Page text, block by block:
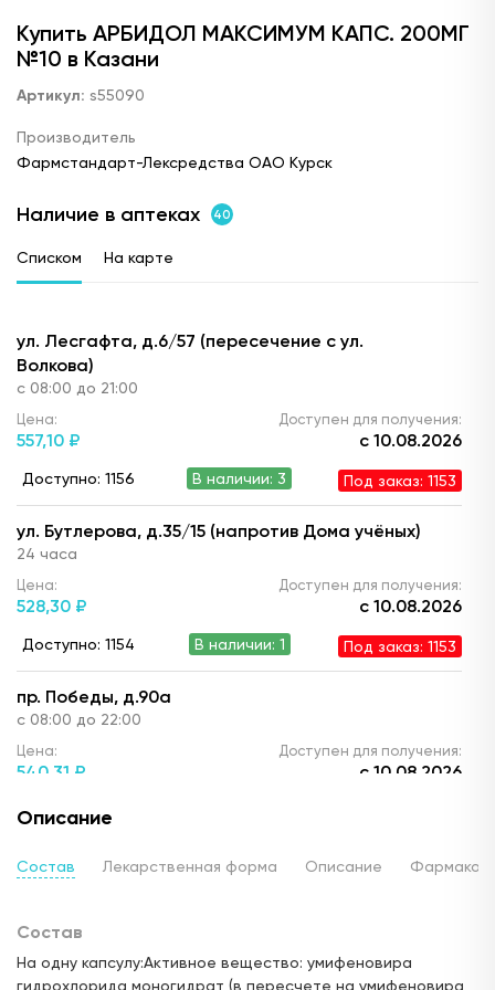
Купить АРБИДОЛ МАКСИМУМ КАПС. 200МГ
№10 в Казани
Артикул: s55090
Производитель
Фармстандарт-Лексредства ОАО Курск
Наличие в аптеках 40
Списком На карте
ул. Лесгафта, д.6/57 (пересечение с ул.
Волкова)
с 08:00 до 21:00
Цена:
557,10 ₽
Доступен для получения:
с 10.08.2026
Доступно: 1156 В наличии: 3 Под заказ: 1153
ул. Бутлерова, д.35/15 (напротив Дома учёных)
24 часа
Цена:
528,30 ₽
Доступен для получения:
с 10.08.2026
Доступно: 1154 В наличии: 1 Под заказ: 1153
пр. Победы, д.90а
с 08:00 до 22:00
Цена:
540, 31 ₽
Доступен для получения:
с 10.08.2026
Доступно: 1154
ул. Ю. Фучика, д.90 (ТЦ "Франт")
629,10 ₽
Доступно: 1154 В наличии: 1 Под заказ: 1153
Описание
Состав Лекарственная форма Описание
Состав
На одну капсулу:Активное вещество: умифеновира
гидрохлорида моногидрат (в пересчете на умифеновира